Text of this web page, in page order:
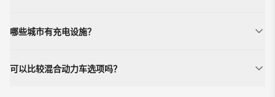
哪些城市有充电设施？
可以比较混合动力车选项吗？